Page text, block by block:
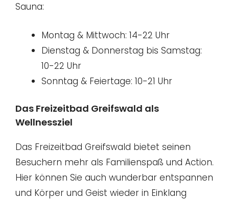
Sauna:
Montag & Mittwoch: 14-22 Uhr
Dienstag & Donnerstag bis Samstag:
10-22 Uhr
Sonntag & Feiertage: 10-21 Uhr
Das Freizeitbad Greifswald als
Wellnessziel
Das Freizeitbad Greifswald bietet seinen
Besuchern mehr als Familienspaß und Action.
Hier können Sie auch wunderbar entspannen
und Körper und Geist wieder in Einklang